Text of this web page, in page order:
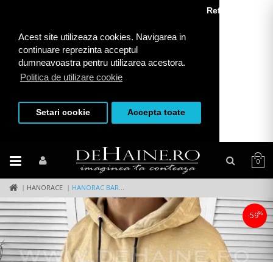
Acest site utilizeaza cookies. Navigarea in
continuare reprezinta acceptul
dumneavoastra pentru utilizarea acestora.
Politica de utilizare cookie
Refuza toate
Setari cookie Accepta toate
0
HANORACE HANORAC BARBATI SLIM FIT BEJ K113 85-3.3
-59%